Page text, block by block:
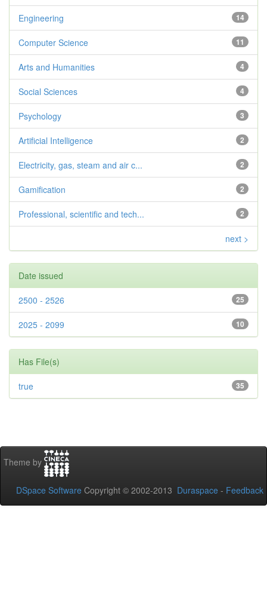
14
Engineering
11
Computer Science
4
Arts and Humanities
4
Social Sciences
3
Psychology
2
Artificial Intelligence
2
Electricity, gas, steam and air c...
2
Gamification
2
Professional, scientific and tech...
next >
Date issued
25
2500 - 2526
10
2025 - 2099
Has File(s)
35
true
Theme by
DSpace Software Copyright © 2002-2013 Duraspace - Feedback